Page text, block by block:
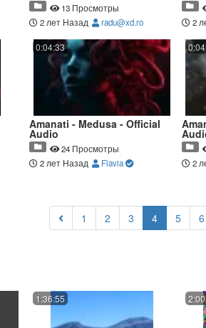
13 Просмотры
2 лет Назад
radu@xd.ro
2
0:04:33
Amanati - Medusa - Official
Audio
24 Просмотры
2 лет Назад
Flavia
2
1 2 3 4(current)
5 6
1:36:55